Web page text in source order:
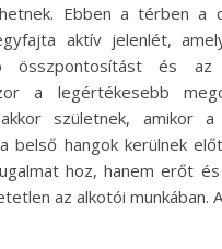
Ebben a térben a
aktív jelenlét,
összpontosítást és az
a legértékesebb
születnek, amikor
belső hangok kerülnek
hoz, hanem erőt
az alkotói munkában.